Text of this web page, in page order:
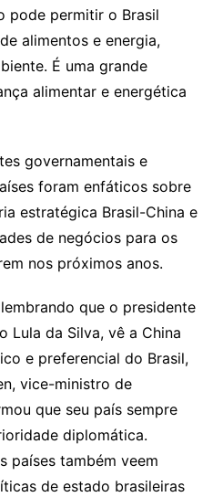
pode permitir o Brasil
alimentos e energia,
É uma grande
alimentar e energética
governamentais e
foram enfáticos sobre
estratégica Brasil-China e
de negócios para os
nos próximos anos.
que o presidente
Lula da Silva, vê a China
e preferencial do Brasil,
vice-ministro de
que seu país sempre
diplomática.
países também veem
de estado brasileiras